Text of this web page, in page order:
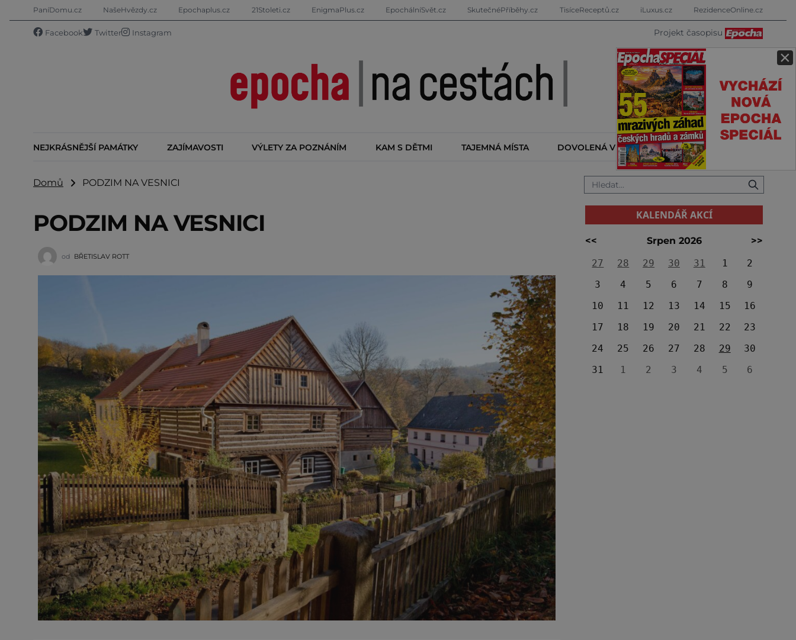
×
PaníDomu.cz NašeHvězdy.cz Epochaplus.cz 21Stoleti.cz EnigmaPlus.cz EpochálníSvět.cz SkutečnéPříběhy.cz TisíceReceptů.cz iLuxus.cz RezidenceOnline.cz
Facebook Twitter Instagram Projekt časopisu
NEJKRÁSNĚJŠÍ PAMÁTKY ZAJÍMAVOSTI VÝLETY ZA POZNÁNÍM KAM S DĚTMI TAJEMNÁ MÍSTA DOVOLENÁ V ZAHRANIČÍ KALENDÁŘ AKCÍ
Domů PODZIM NA VESNICI
PODZIM NA VESNICI
od BŘETISLAV ROTT
KALENDÁŘ AKCÍ
<< Srpen 2026
>>
27
28 29 30 31 1
2
3
4 5 6 7 8
9
10
11 12 13 14 15
16
17
18 19 20 21 22
23
24
25 26 27 28 29
30
31
1 2 3 4 5 6